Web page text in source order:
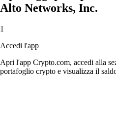
Alto Networks, Inc.
1
Accedi l'app
Apri l'app Crypto.com, accedi alla
portafoglio crypto e visualizza il